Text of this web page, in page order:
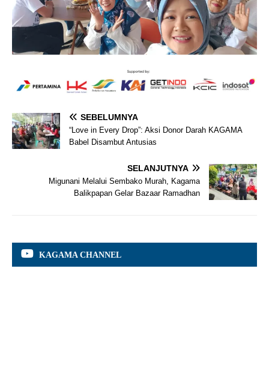
SEBELUMNYA
“Love in Every Drop”: Aksi Donor Darah KAGAMA
Babel Disambut Antusias
SELANJUTNYA
Migunani Melalui Sembako Murah, Kagama
Balikpapan Gelar Bazaar Ramadhan
KAGAMA CHANNEL